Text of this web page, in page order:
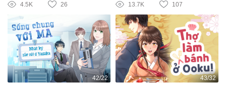
4.5K 26 13.7K 107
42/22 43/32